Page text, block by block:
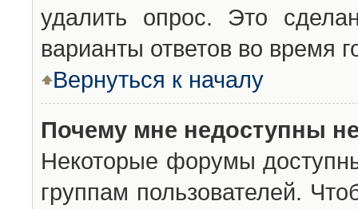
удалить опрос. Это
варианты ответов во время
Вернуться к началу
Почему мне недоступны
Некоторые форумы
группам пользователей.